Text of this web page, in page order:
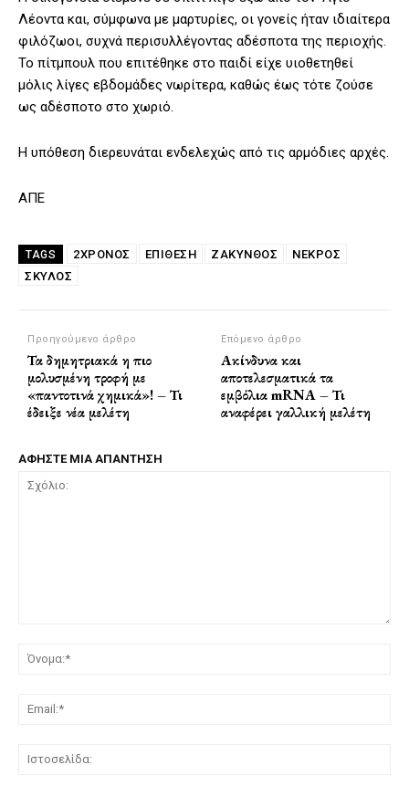
Λέοντα και, σύμφωνα με μαρτυρίες, οι γονείς ήταν ιδιαίτερα
φιλόζωοι, συχνά περισυλλέγοντας αδέσποτα της περιοχής.
Το πίτμπουλ που επιτέθηκε στο παιδί είχε υιοθετηθεί
μόλις λίγες εβδομάδες νωρίτερα, καθώς έως τότε ζούσε
ως αδέσποτο στο χωριό.
Η υπόθεση διερευνάται ενδελεχώς από τις αρμόδιες αρχές.
ΑΠΕ
TAGS 2ΧΡΟΝΟΣ ΕΠΙΘΕΣΗ ΖΑΚΥΝΘΟΣ
ΝΕΚΡΟΣ
ΣΚΥΛΟΣ
Προηγούμενο άρθρο
Τα δημητριακά η πιο
μολυσμένη τροφή με
«παντοτινά χημικά»! – Τι
έδειξε νέα μελέτη
Επόμενο άρθρο
Ακίνδυνα και
αποτελεσματικά τα
εμβόλια mRNA – Τι
αναφέρει γαλλική μελέτη
ΑΦΗΣΤΕ ΜΙΑ ΑΠΑΝΤΗΣΗ